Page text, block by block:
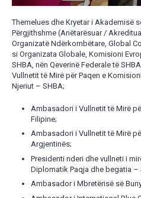
Themelues dhe Kryetar i Akademisë
Përgjithshme (Anëtarësuar /
Organizatë Ndërkombëtare, Global
si Organizata Globale, Komisioni
SHBA, nën Qeverinë Federale të
Vullnetit të Mirë për Paqen e
Njeriut – SHBA;
Ambasadori i Vullnetit të Mirë
Filipine;
Ambasadori i Vullnetit të Mirë
Argjentinës;
Presidenti nderi dhe vullneti i
Diplomatik Paqja dhe begatia –
Ambasador i Mbretërisë së